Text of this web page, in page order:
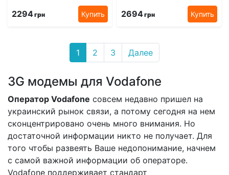
усиливающих антенн) 4G /
3G / LTE
2294грн Купить 2694грн Купить
1 2 3 Далее
3G модемы для Vodafone
Оператор Vodafone совсем недавно пришел на
украинский рынок связи, а потому сегодня на нем
сконцентрировано очень много внимания. Но
достаточной информации никто не получает. Для
того чтобы развеять Ваше недопонимание, начнем
с самой важной информации об операторе.
Vodafone поддерживает стандарт